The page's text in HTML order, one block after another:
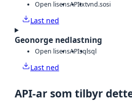
Open lisensAPItxtvnd.sosi
Last ned
Geonorge nedlastning
Open lisensAPIsqlsql
Last ned
API-ar som tilbyr